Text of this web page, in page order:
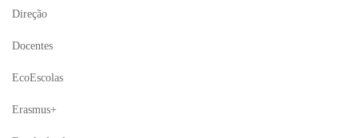
Direção
Docentes
EcoEscolas
Erasmus+